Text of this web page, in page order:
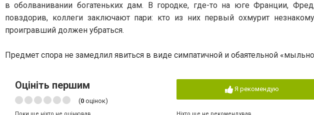
в оболванивании богатеньких дам. В городке, где-то на юге Франции,
повздорив, коллеги заключают пари: кто из них первый охмурит
проигравший должен убраться.
Предмет спора не замедлил явиться в виде симпатичной и обаятельной
Оцініть першим
(0 оцінок)
Я рекомендую